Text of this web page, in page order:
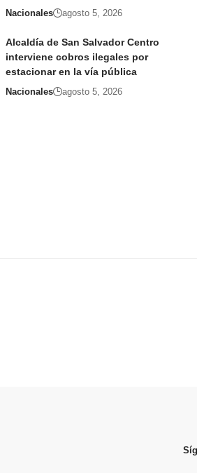
Nacionales agosto 5, 2026
Alcaldía de San Salvador Centro
interviene cobros ilegales por
estacionar en la vía pública
Nacionales agosto 5, 2026